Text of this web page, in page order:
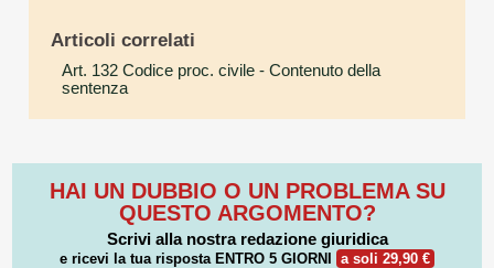
Articoli correlati
Art. 132 Codice proc. civile - Contenuto della
sentenza
HAI UN DUBBIO O UN PROBLEMA SU
QUESTO ARGOMENTO?
Scrivi alla nostra redazione giuridica
e ricevi la tua risposta ENTRO 5 GIORNI a soli 29,90 €